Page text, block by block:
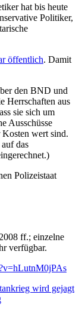
hat bis heute
Politiker,
öffentlich. Damit
den BND und
Herrschaften aus
sie sich um
Ausschüsse
wert sind.
das
Polizeistaat
ff.; einzelne
verfügbar.
wird gejagt